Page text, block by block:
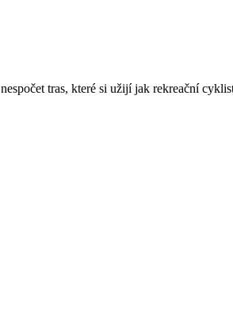
tras, které si užijí jak rekreační